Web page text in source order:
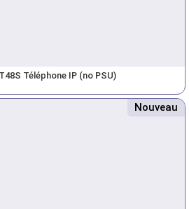
Téléphone IP (no PSU)
Nouveau